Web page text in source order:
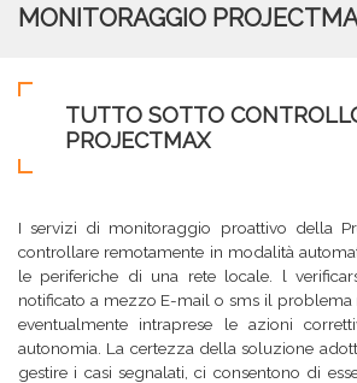
MONITORAGGIO
TUTTO SOTTO
PROJECTMAX
I servizi di monitoraggio proattivo della
controllare remotamente in modalità
le periferiche di una rete locale. l
notificato a mezzo E-mail o sms il problema
eventualmente intraprese le azioni
autonomia. La certezza della soluzione
gestire i casi segnalati, ci consentono di